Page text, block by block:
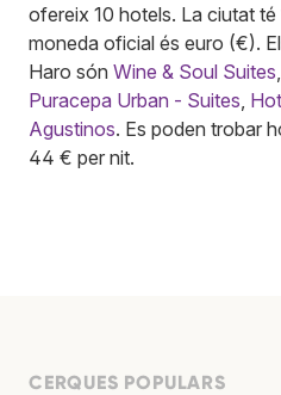
ofereix 10 hotels. La ciutat
moneda oficial és euro (€).
Haro són Wine & Soul Suites
Puracepa Urban - Suites
Agustinos. Es poden trobar
44 € per nit.
CERQUES POPULARS